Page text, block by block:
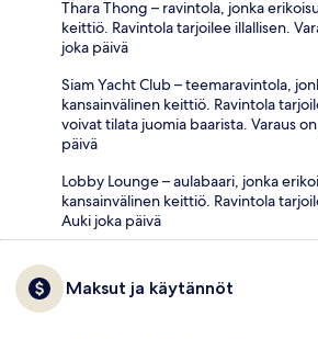
Thara Thong – ravintola, jonka
keittiö. Ravintola tarjoilee illallisen.
joka päivä
Siam Yacht Club – teemaravintola,
kansainvälinen keittiö. Ravintola
voivat tilata juomia baarista. Varaus
päivä
Lobby Lounge – aulabaari, jonka
kansainvälinen keittiö. Ravintola
Auki joka päivä
Maksut ja käytännöt